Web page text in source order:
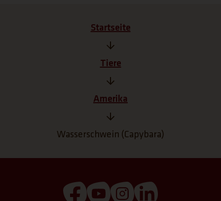
Startseite
Tiere
Amerika
Wasserschwein (Capybara)
(Link öffnet einen neuen Tab)
(Link öffnet einen neuen
(Link öffnet einen